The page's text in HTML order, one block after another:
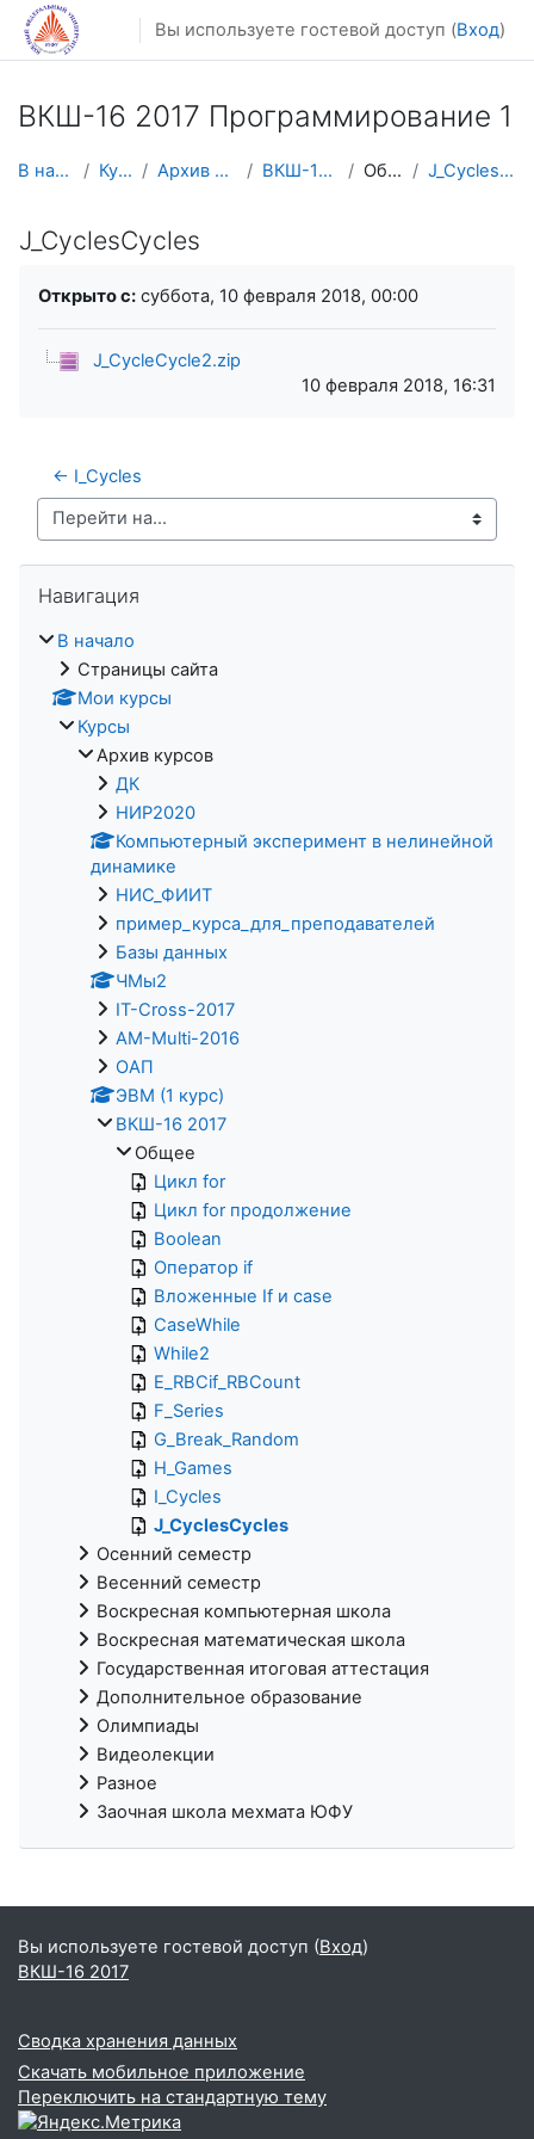
Перейти к основному содержанию
Вы используете гостевой доступ (Вход)
ВКШ-16 2017 Программирование 1
В начало Курсы Архив курсов ВКШ-16 2017 Общее J_CyclesCycles
J_CyclesCycles
Открыто с: суббота, 10 февраля 2018, 00:00
J_CycleCycle2.zip
10 февраля 2018, 16:31
← I_Cycles
Перейти на...
Навигация
В начало
Страницы сайта
Мои курсы
Курсы
Архив курсов
ДК
НИР2020
Компьютерный эксперимент в нелинейной
динамике
НИС_ФИИТ
пример_курса_для_преподавателей
Базы данных
ЧМы2
IT-Cross-2017
AM-Multi-2016
ОАП
ЭВМ (1 курс)
ВКШ-16 2017
Общее
Цикл for
Цикл for продолжение
Boolean
Оператор if
Вложенные If и case
CaseWhile
While2
E_RBCif_RBCount
F_Series
G_Break_Random
H_Games
I_Cycles
J_CyclesCycles
Осенний семестр
Весенний семестр
Воскресная компьютерная школа
Воскресная математическая школа
Государственная итоговая аттестация
Дополнительное образование
Олимпиады
Видеолекции
Разное
Заочная школа мехмата ЮФУ
Вы используете гостевой доступ (Вход)
ВКШ-16 2017
Сводка хранения данных
Скачать мобильное приложение
Переключить на стандартную тему